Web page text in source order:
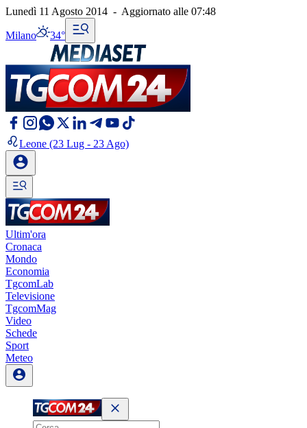
Lunedì 11 Agosto 2014 - Aggiornato alle 07:48
Milano 34°
Leone (23 Lug - 23 Ago)
Ultim'ora
Cronaca
Mondo
Economia
TgcomLab
Televisione
TgcomMag
Video
Schede
Sport
Meteo